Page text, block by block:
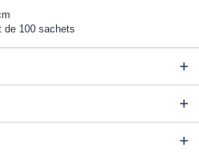
de 100 sachets